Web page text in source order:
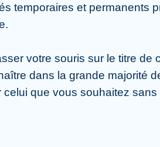
temporaires et permanents
votre souris sur le titre
dans la grande majorité
que vous souhaitez